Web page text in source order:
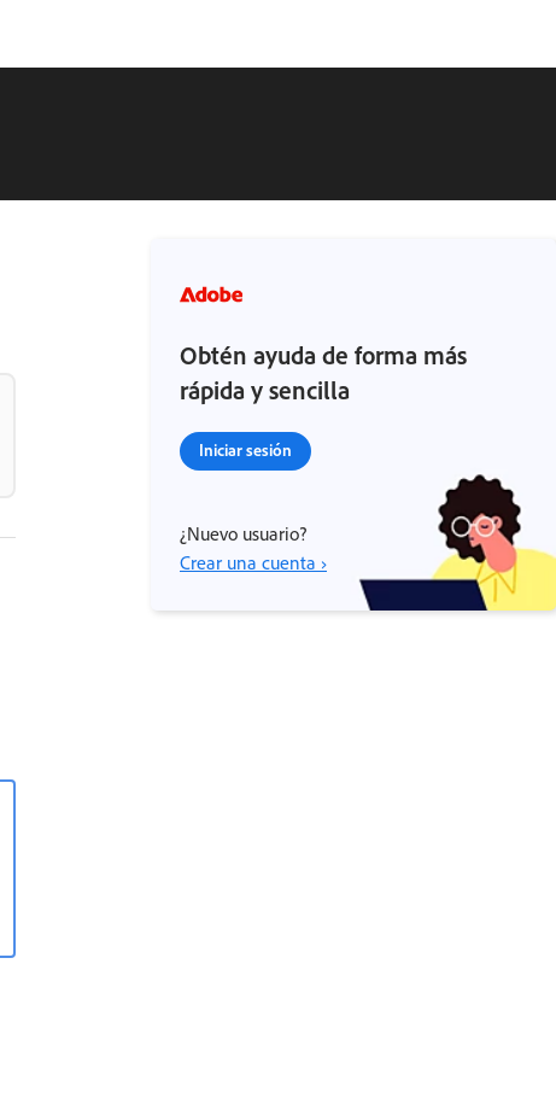
Obtén ayuda de forma más
rápida y sencilla
Iniciar sesión
¿Nuevo usuario?
Crear una cuenta ›